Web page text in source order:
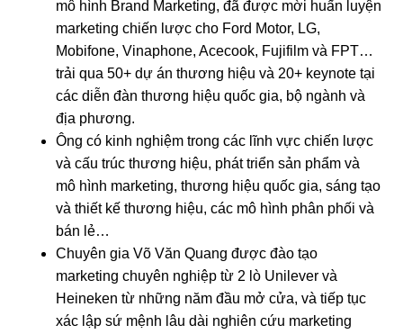
mô hình Brand Marketing, đã được mời huấn luyện
marketing chiến lược cho Ford Motor, LG,
Mobifone, Vinaphone, Acecook, Fujifilm và FPT…
trải qua 50+ dự án thương hiệu và 20+ keynote tại
các diễn đàn thương hiệu quốc gia, bộ ngành và
địa phương.
Ông có kinh nghiệm trong các lĩnh vực chiến lược
và cấu trúc thương hiệu, phát triển sản phẩm và
mô hình marketing, thương hiệu quốc gia, sáng tạo
và thiết kế thương hiệu, các mô hình phân phối và
bán lẻ…
Chuyên gia Võ Văn Quang được đào tạo
marketing chuyên nghiệp từ 2 lò Unilever và
Heineken từ những năm đầu mở cửa, và tiếp tục
xác lập sứ mệnh lâu dài nghiên cứu marketing